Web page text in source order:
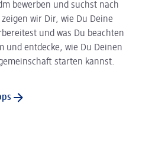
bewerben und suchst nach
wir Dir, wie Du Deine
und was Du beachten
und entdecke, wie Du Deinen
starten kannst.